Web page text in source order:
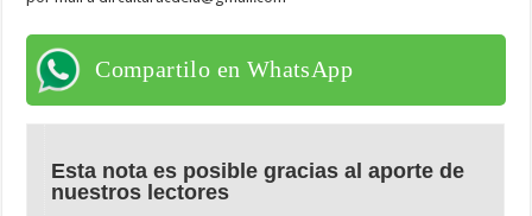
Compartilo en WhatsApp
Esta nota es posible gracias al aporte de
nuestros lectores